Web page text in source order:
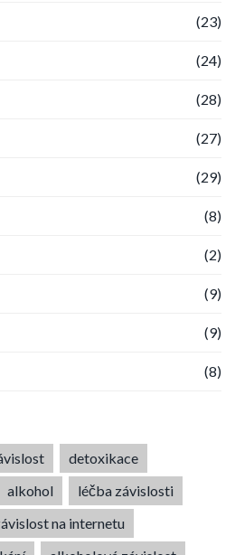
(23)
(24)
(28)
(27)
(29)
(8)
(2)
(9)
(9)
(8)
detoxikace
alkohol
léčba závislosti
na internetu